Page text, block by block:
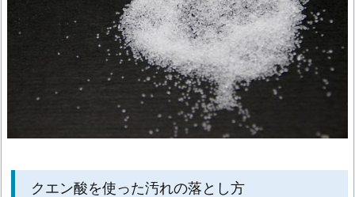
クエン酸を使った汚れの落とし方